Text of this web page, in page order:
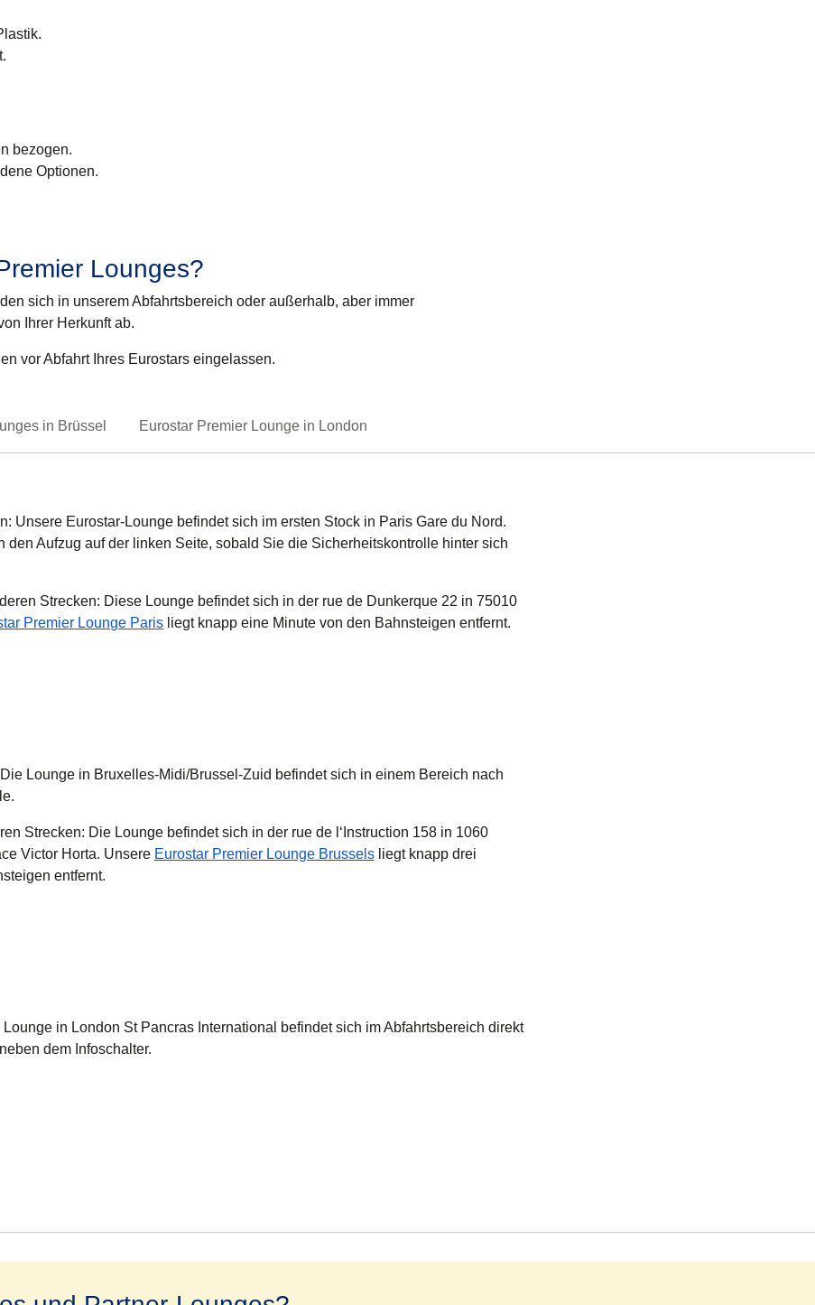
bezogen.
Optionen.
Lounges?
sich in unserem Abfahrtsbereich oder außerhalb, aber immer
Ihrer Herkunft ab.
vor Abfahrt Ihres Eurostars eingelassen.
in Brüssel Eurostar Premier Lounge in London
Unsere Eurostar-Lounge befindet sich im ersten Stock in Paris Gare du Nord.
den Aufzug auf der linken Seite, sobald Sie die Sicherheitskontrolle hinter sich
Strecken: Diese Lounge befindet sich in der rue de Dunkerque 22 in 75010
Premier Lounge Paris( Öffnet einen neuen Tab )
liegt knapp eine Minute von den Bahnsteigen entfernt.
Die Lounge in Bruxelles-Midi/Brussel-Zuid befindet sich in einem Bereich nach
Strecken: Die Lounge befindet sich in der rue de l‘Instruction 158 in 1060
Victor Horta. Unsere Eurostar Premier Lounge Brussels( Öffnet einen neuen Tab
liegt knapp drei
entfernt.
Lounge in London St Pancras International befindet sich im Abfahrtsbereich direkt
dem Infoschalter.